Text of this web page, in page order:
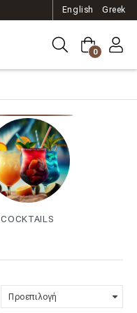
English Greek
0
COCKTAILS